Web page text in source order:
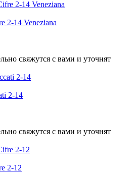
2-14 Veneziana
свяжутся с вами и уточнят
2-14
свяжутся с вами и уточнят
2-12